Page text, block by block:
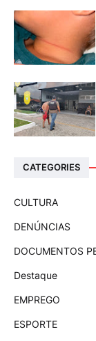
CATEGORIES
CULTURA
DENÚNCIAS
DOCUMENTOS
Destaque
EMPREGO
ESPORTE